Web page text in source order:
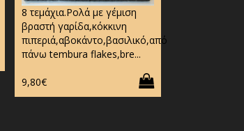
8 τεμάχια.Ρολά με γέμιση
βραστή γαρίδα,κόκκινη
πιπεριά,αβοκάντο,βασιλικό,από
πάνω tembura flakes,bre...
9,80€